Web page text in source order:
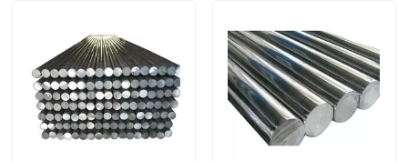
Produits
Vidéos